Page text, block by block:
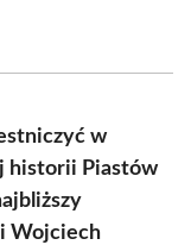
w
historii Piastów
Wojciech